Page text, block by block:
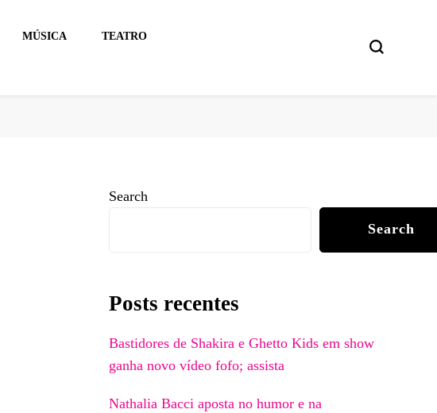
MÚSICA
TEATRO
Search
Search
Posts recentes
Bastidores de Shakira e Ghetto Kids em show
ganha novo vídeo fofo; assista
Nathalia Bacci aposta no humor e na